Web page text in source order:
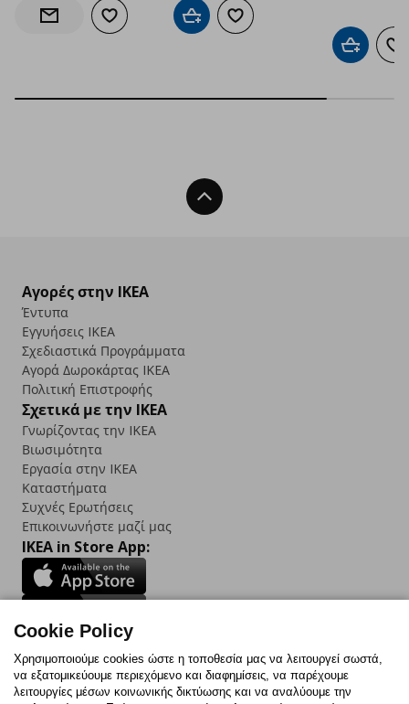
Ενημέρωση διαθεσιμότητας
Προσθήκη στα αγαπημένα
Προσθήκη στο καλάθι
Προσθήκη στα αγαπημένα
Προσθήκη
Back To Top
Αγορές στην IKEA
Έντυπα
Εγγυήσεις IKEA
Σχεδιαστικά Προγράμματα
Αγορά Δωρoκάρτας IKEA
Πολιτική Επιστροφής
Σχετικά με την IKEA
Γνωρίζοντας την IKEA
Βιωσιμότητα
Εργασία στην IKEA
Καταστήματα
Συχνές Ερωτήσεις
Επικοινωνήστε μαζί μας
IKEA in Store App:
Follow us:
FacebookInstagram
TikTokYoutubePinterestTwitter
Cookie Policy
Χρησιμοποιούμε cookies ώστε η τοποθεσία μας να λειτουργεί σωστά,
να εξατομικεύουμε περιεχόμενο και διαφημίσεις, να παρέχουμε
λειτουργίες μέσων κοινωνικής δικτύωσης και να αναλύουμε την